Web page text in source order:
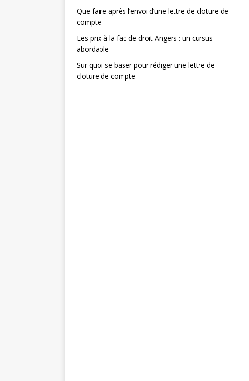
Que faire après l’envoi d’une lettre de cloture de
compte
Les prix à la fac de droit Angers : un cursus
abordable
Sur quoi se baser pour rédiger une lettre de
cloture de compte